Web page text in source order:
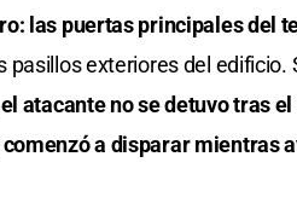
las puertas principales del
pasillos exteriores del
el atacante no se detuvo tras
a disparar mientras